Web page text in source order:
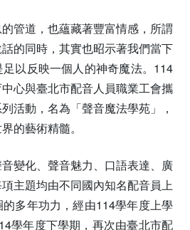
管道，也蘊藏著豐富情感，所謂
的同時，其實也昭示著我們當下
以反映一個人的神奇魔法。114
心與臺北市配音人員職業工會攜
活動，名為「聲音魔法學苑」，
的藝術精髓。
變化、聲音魅力、口語表達、廣
主題均由不同國內知名配音員上
多年功力，經由114學年度上學
學年度下學期，再次由臺北市配